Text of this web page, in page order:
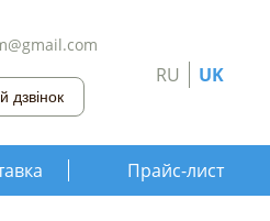
дзвінок
RU UK
Прайс-лист